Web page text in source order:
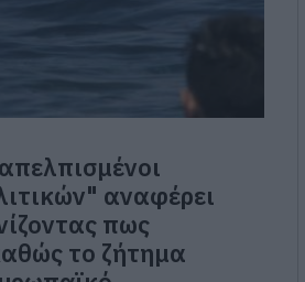
αναφέρει
πως
το ζήτημα